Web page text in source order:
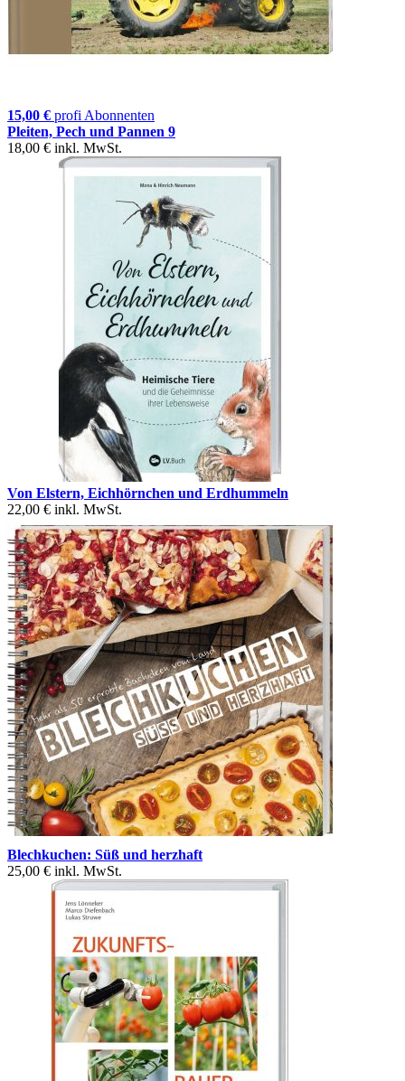
15,00 € profi Abonnenten
Pleiten, Pech und Pannen 9
18,00 € inkl. MwSt.
Von Elstern, Eichhörnchen und Erdhummeln
22,00 € inkl. MwSt.
Blechkuchen: Süß und herzhaft
25,00 € inkl. MwSt.